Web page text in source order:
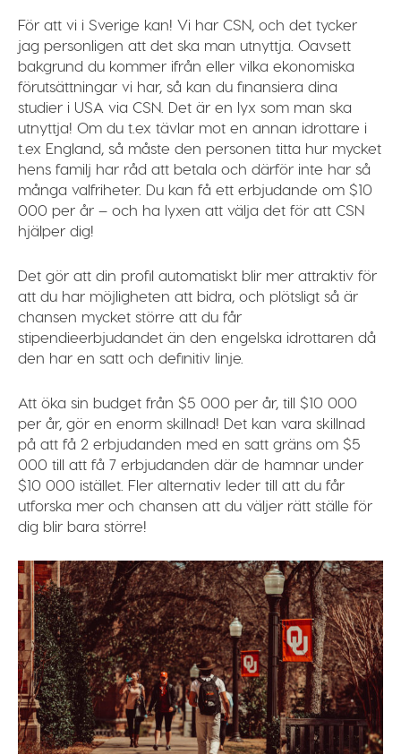
För att vi i Sverige kan! Vi har CSN, och det tycker
jag personligen att det ska man utnyttja. Oavsett
bakgrund du kommer ifrån eller vilka ekonomiska
förutsättningar vi har, så kan du finansiera dina
studier i USA via CSN. Det är en lyx som man ska
utnyttja! Om du t.ex tävlar mot en annan idrottare i
t.ex England, så måste den personen titta hur mycket
hens familj har råd att betala och därför inte har så
många valfriheter. Du kan få ett erbjudande om $10
000 per år – och ha lyxen att välja det för att CSN
hjälper dig!
Det gör att din profil automatiskt blir mer attraktiv för
att du har möjligheten att bidra, och plötsligt så är
chansen mycket större att du får
stipendieerbjudandet än den engelska idrottaren då
den har en satt och definitiv linje.
Att öka sin budget från $5 000 per år, till $10 000
per år, gör en enorm skillnad! Det kan vara skillnad
på att få 2 erbjudanden med en satt gräns om $5
000 till att få 7 erbjudanden där de hamnar under
$10 000 istället. Fler alternativ leder till att du får
utforska mer och chansen att du väljer rätt ställe för
dig blir bara större!